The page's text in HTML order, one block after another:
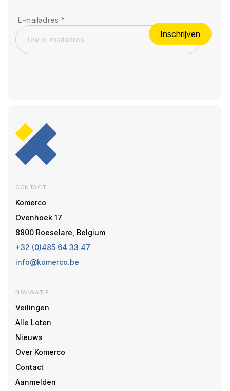
E-mailadres *
Inschrijven
CONTACT
Komerco
Ovenhoek 17
8800 Roeselare, Belgium
+32 (0)485 64 33 47
info@komerco.be
NAVIGATIE
Veilingen
Alle Loten
Nieuws
Over Komerco
Contact
Aanmelden